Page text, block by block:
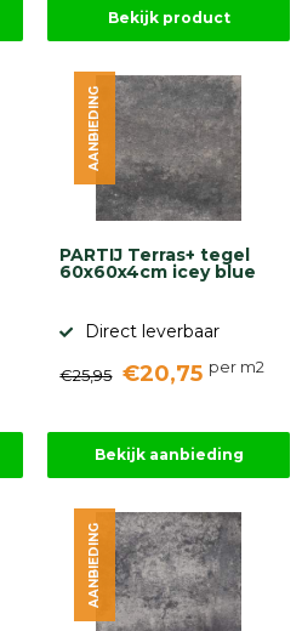
Bekijk product
PARTIJ Terras+ tegel
60x60x4cm icey blue
Direct leverbaar
€25,95 €20,75 per m2
AANBIEDING
Bekijk aanbieding
AANBIEDING